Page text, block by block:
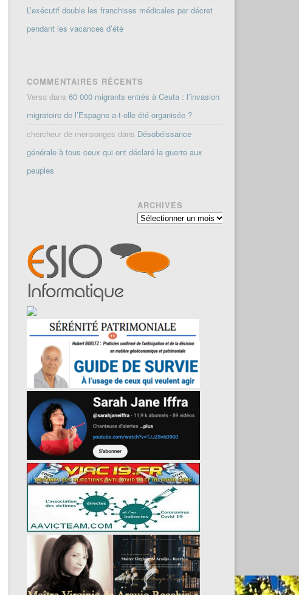
L’exécutif double les franchises médicales par décret
pendant les vacances d’été
COMMENTAIRES RÉCENTS
Verso dans60 000 migrants entrés à Ceuta : l’invasion
migratoire de l’Espagne a-t-elle été organisée ?
chercheur de mensonges dans Désobéissance
générale à tous ceux qui ont déclaré la guerre aux
peuples
ARCHIVES
Archives